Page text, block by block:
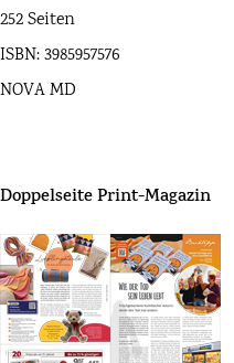
252 Seiten
ISBN: 3985957576
NOVA MD
Doppelseite Print-Magazin